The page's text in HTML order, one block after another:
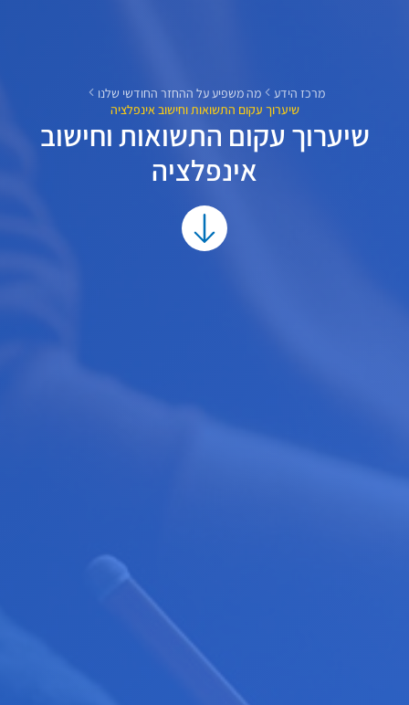
מרכז הידע
מה משפיע על ההחזר החודשי שלנו
שיערוך עקום התשואות וחישוב אינפלציה
שיערוך עקום התשואות וחישוב
אינפלציה